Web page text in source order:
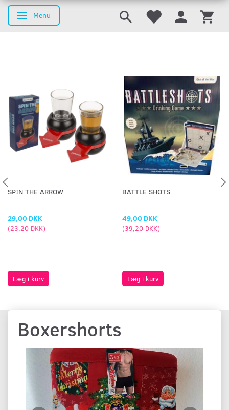
Skifte navigation
Menu
SPIN THE ARROW
29,00 DKK
(23,20 DKK)
Læg i kurv
BATTLE SHOTS
49,00 DKK
(39,20 DKK)
Læg i kurv
Boxershorts